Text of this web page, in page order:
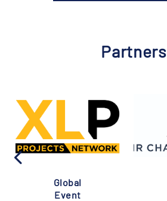
Partners
Global
Event